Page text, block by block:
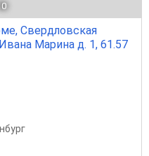
Свердловская
Марина д. 1, 61.57